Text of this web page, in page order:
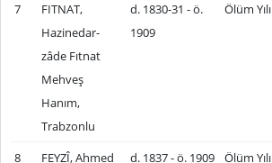
7
FITNAT,
Hazinedar-
zâde Fıtnat
Mehveş
Hanım,
Trabzonlu
d. 1830-31 - ö.
1909
Ölüm Yılı
8 FEYZÎ, Ahmed d. 1837 - ö. 1909 Ölüm Yılı